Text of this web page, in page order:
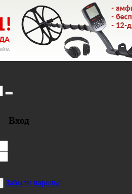
Вход
Забыли пароль?